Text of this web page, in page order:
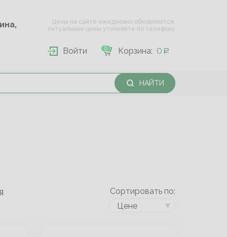
Цены на сайте ежедневно обновляются.
Актуальные цены уточняйте по телефону
Войти Корзина: 0
0
НАЙТИ
Сортировать по:
Цене